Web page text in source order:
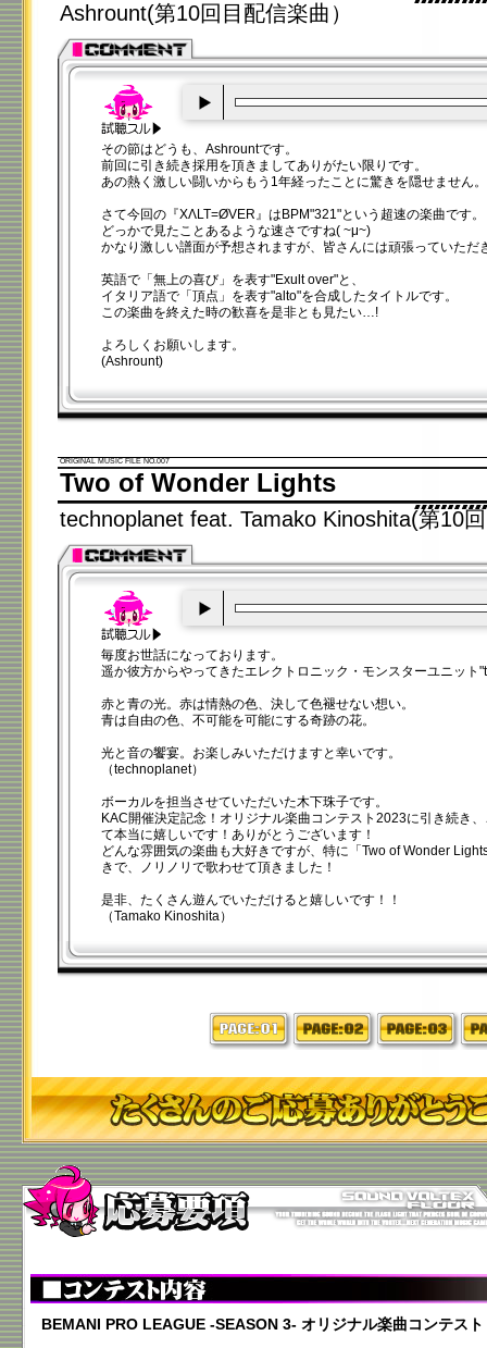
Ashrount(第10回目配信楽曲）
その節はどうも、Ashrountです。
前回に引き続き採用を頂きましてありがたい限りです。
あの熱く激しい闘いからもう1年経ったことに驚きを隠せません。
さて今回の『XΛLT=ØVER』はBPM"321"という超速の楽曲です。
どっかで見たことあるような速さですね( ~μ~)
かなり激しい譜面が予想されますが、皆さんには頑張っていただ
英語で「無上の喜び」を表す"Exult over"と、
イタリア語で「頂点」を表す"alto"を合成したタイトルです。
この楽曲を終えた時の歓喜を是非とも見たい…!
よろしくお願いします。
(Ashrount)
ORIGINAL MUSIC FILE NO.007
Two of Wonder Lights
technoplanet feat. Tamako Kinoshita(第10
毎度お世話になっております。
遥か彼方からやってきたエレクトロニック・モンスターユニット
赤と青の光。赤は情熱の色、決して色褪せない想い。
青は自由の色、不可能を可能にする奇跡の花。
光と音の饗宴。お楽しみいただけますと幸いです。
（technoplanet）
ボーカルを担当させていただいた木下珠子です。
KAC開催決定記念！オリジナル楽曲コンテスト2023に引き続き
て本当に嬉しいです！ありがとうございます！
どんな雰囲気の楽曲も大好きですが、特に「Two of Wonder
きで、ノリノリで歌わせて頂きました！
是非、たくさん遊んでいただけると嬉しいです！！
（Tamako Kinoshita）
BEMANI PRO LEAGUE -SEASON 3- オリジナル楽曲コンテスト